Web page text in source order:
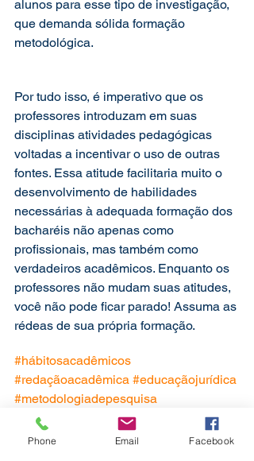
alunos para esse tipo de investigação,
que demanda sólida formação
metodológica.
Por tudo isso, é imperativo que os
professores introduzam em suas
disciplinas atividades pedagógicas
voltadas a incentivar o uso de outras
fontes. Essa atitude facilitaria muito o
desenvolvimento de habilidades
necessárias à adequada formação dos
bacharéis não apenas como
profissionais, mas também como
verdadeiros acadêmicos. Enquanto os
professores não mudam suas atitudes,
você não pode ficar parado! Assuma as
rédeas de sua própria formação.
#hábitosacadêmicos
#redaçãoacadêmica #educaçãojurídica
#metodologiadepesquisa
#pesquisajurídica
#manuaisdedireito
#verdade
#pedagogiajurídica
Phone Email Facebook